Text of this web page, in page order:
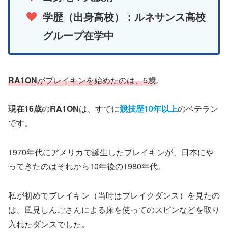
学歴（出身高校）：ルネサンス高校
グループ在学中
RA1ONがブレイキンを始めたのは、5歳。
現在16歳のRA1ONは、すでに競技歴10年以上のベテラン
です。
1970年代にアメリカで誕生したブレイキンが、日本にや
ってきたのはそれから10年後の1980年代。
私が初めてブレイキン（当時はブレイクダンス）を見たの
は、風見しんごさんによる床を使ってのスピンなどを取り
入れたダンスでした。